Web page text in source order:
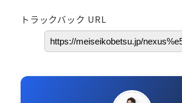
トラックバック URL